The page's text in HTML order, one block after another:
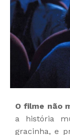
O filme não
a história
gracinha, e